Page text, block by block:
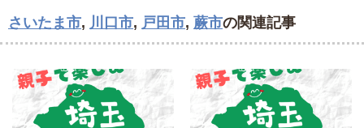
さいたま市, 川口市, 戸田市, 蕨市の関連記事